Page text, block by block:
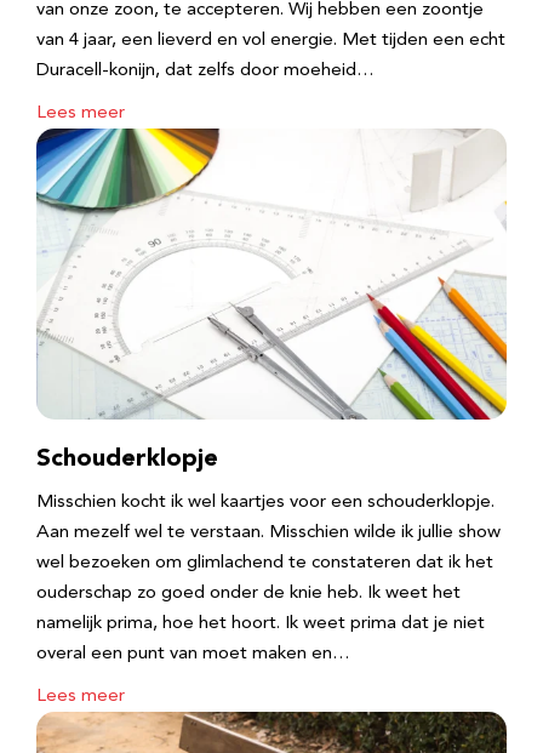
van onze zoon, te accepteren. Wij hebben een zoontje
van 4 jaar, een lieverd en vol energie. Met tijden een echt
Duracell-konijn, dat zelfs door moeheid…
Lees meer
Schouderklopje
Misschien kocht ik wel kaartjes voor een schouderklopje.
Aan mezelf wel te verstaan. Misschien wilde ik jullie show
wel bezoeken om glimlachend te constateren dat ik het
ouderschap zo goed onder de knie heb. Ik weet het
namelijk prima, hoe het hoort. Ik weet prima dat je niet
overal een punt van moet maken en…
Lees meer